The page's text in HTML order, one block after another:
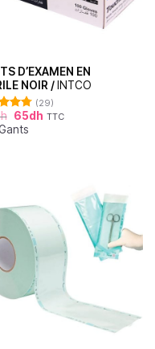
D’EXAMEN EN
NOIR /INTCO
4.76
(29)
65dh TTC